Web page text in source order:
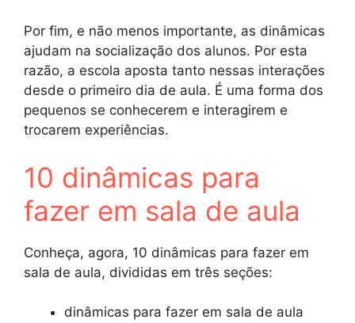
Por fim, e não menos importante, as dinâmicas
ajudam na socialização dos alunos. Por esta
razão, a escola aposta tanto nessas interações
desde o primeiro dia de aula. É uma forma dos
pequenos se conhecerem e interagirem e
trocarem experiências.
10 dinâmicas para
fazer em sala de aula
Conheça, agora, 10 dinâmicas para fazer em
sala de aula, divididas em três seções:
dinâmicas para fazer em sala de aula